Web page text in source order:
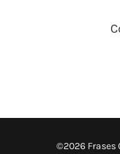
©2026 Frases